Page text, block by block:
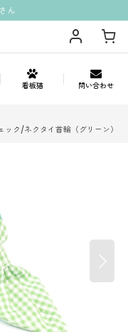
ん
看板猫 問い合わせ
ク/ネクタイ首輪（グリーン）